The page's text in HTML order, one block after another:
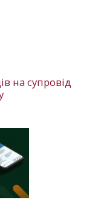
на супровід